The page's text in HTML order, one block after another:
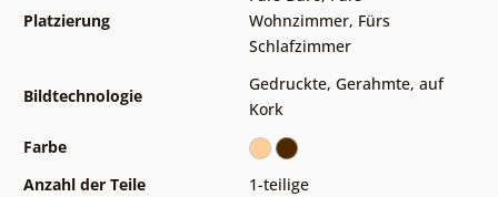
Platzierung
Wohnzimmer, Fürs
Schlafzimmer
Bildtechnologie
Gedruckte, Gerahmte, auf
Kork
Farbe
Anzahl der Teile
1-teilige